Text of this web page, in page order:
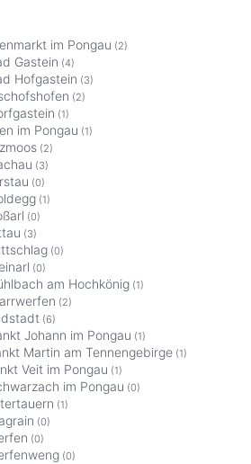
im Pongau (2)
Gastein (4)
Hofgastein (3)
(2)
(1)
im Pongau (1)
(2)
(3)
(0)
(1)
(0)
(3)
(0)
(0)
am Hochkönig (1)
(2)
(6)
Johann im Pongau (1)
Martin am Tennengebirge (1)
Veit im Pongau (1)
im Pongau (0)
(1)
(0)
(0)
(0)